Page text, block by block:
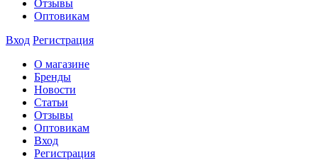
Отзывы
Оптовикам
Вход Регистрация
О магазине
Бренды
Новости
Статьи
Отзывы
Оптовикам
Вход
Регистрация